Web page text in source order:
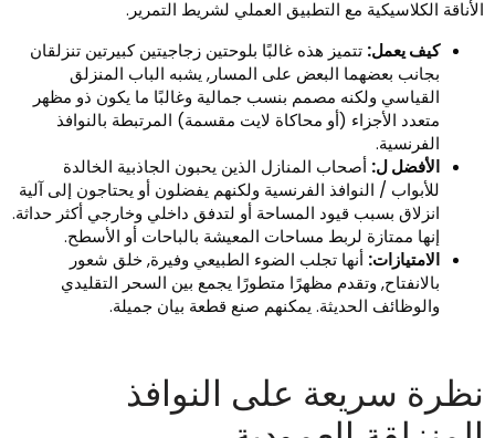
الكلاسيكية مع التطبيق العملي لشريط التمرير.
كيف يعمل:تتميز هذه غالبًا بلوحتين زجاجيتين كبيرتين تنزلقان
بجانب بعضهما البعض على المسار, يشبه الباب المنزلق
القياسي ولكنه مصمم بنسب جمالية وغالبًا ما يكون ذو مظهر
متعدد الأجزاء (أو محاكاة لايت مقسمة) المرتبطة بالنوافذ
الفرنسية.
الأفضل ل:أصحاب المنازل الذين يحبون الجاذبية الخالدة
للأبواب / النوافذ الفرنسية ولكنهم يفضلون أو يحتاجون إلى آلية
انزلاق بسبب قيود المساحة أو لتدفق داخلي وخارجي أكثر حداثة.
إنها ممتازة لربط مساحات المعيشة بالباحات أو الأسطح.
الامتيازات:أنها تجلب الضوء الطبيعي وفيرة, خلق شعور
بالانفتاح, وتقدم مظهرًا متطورًا يجمع بين السحر التقليدي
والوظائف الحديثة. يمكنهم صنع قطعة بيان جميلة.
سريعة على النوافذ